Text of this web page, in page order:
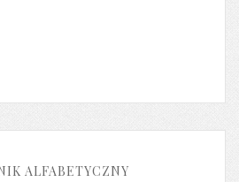
ALFABETYCZNY